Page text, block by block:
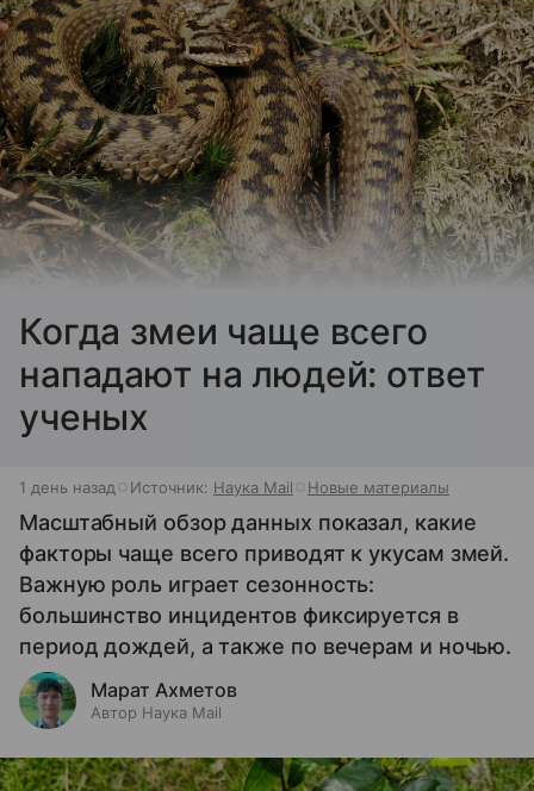
Когда змеи чаще всего
нападают на людей: ответ
ученых
1 день назад Источник: Наука Mail Новые материалы
Масштабный обзор данных показал, какие
факторы чаще всего приводят к укусам змей.
Важную роль играет сезонность:
большинство инцидентов фиксируется в
период дождей, а также по вечерам и ночью.
Марат Ахметов
Автор Наука Mail